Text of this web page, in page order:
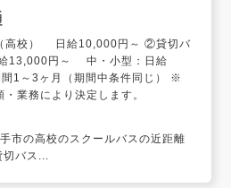
高校） 日給10,000円～ ②貸切バ
13,000円～ 中・小型：日給
1～3ヶ月（期間中条件同じ） ※
業務により決定します。
の高校のスクールバスの近距離
バス...